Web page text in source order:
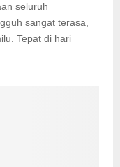
seluruh
sangat terasa,
Tepat di hari